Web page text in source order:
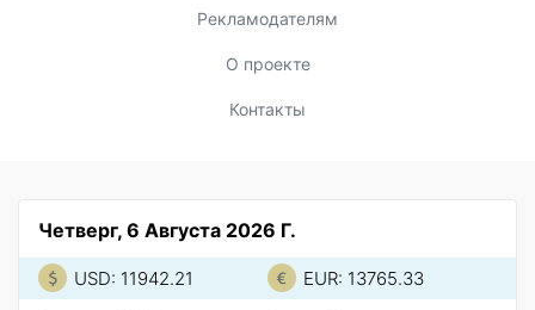
Рекламодателям
О проекте
Контакты
Четверг, 6 Августа 2026 Г.
USD: 11942.21 EUR: 13765.33